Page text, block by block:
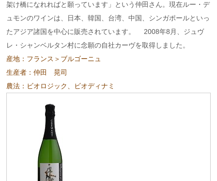
架け橋になれればと願っています」という仲田さん。現在ルー・デ
ュモンのワインは、日本、韓国、台湾、中国、シンガポールといっ
たアジア諸国を中心に販売されています。 2008年8月、ジュヴ
レ・シャンベルタン村に念願の自社カーヴを取得しました。
産地：フランス＞ブルゴーニュ
生産者：仲田 晃司
農法：ビオロジック、ビオディナミ